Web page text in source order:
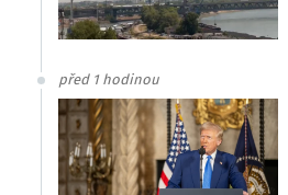
před 1 hodinou